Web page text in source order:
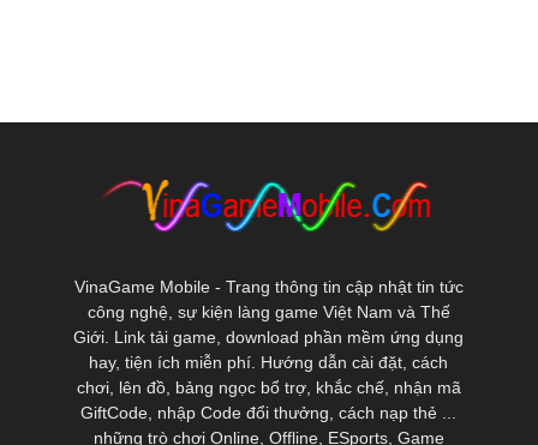
VinaGame Mobile - Trang thông tin cập nhật tin tức
công nghệ, sự kiện làng game Việt Nam và Thế
Giới. Link tải game, download phần mềm ứng dụng
hay, tiện ích miễn phí. Hướng dẫn cài đặt, cách
chơi, lên đồ, bảng ngọc bổ trợ, khắc chế, nhận mã
GiftCode, nhập Code đổi thưởng, cách nạp thẻ ...
những trò chơi Online, Offline, ESports, Game